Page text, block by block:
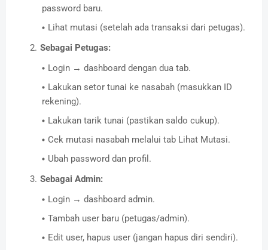
password baru.
Lihat mutasi (setelah ada transaksi dari petugas).
Sebagai Petugas:
Login → dashboard dengan dua tab.
Lakukan setor tunai ke nasabah (masukkan ID
rekening).
Lakukan tarik tunai (pastikan saldo cukup).
Cek mutasi nasabah melalui tab Lihat Mutasi.
Ubah password dan profil.
Sebagai Admin:
Login → dashboard admin.
Tambah user baru (petugas/admin).
Edit user, hapus user (jangan hapus diri sendiri).